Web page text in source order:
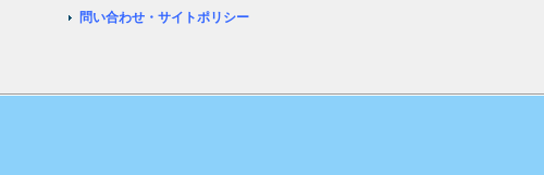
問い合わせ・サイトポリシー